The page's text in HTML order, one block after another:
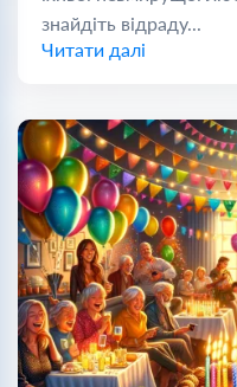
знайдіть відраду...
Читати далі